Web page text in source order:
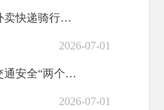
临夏县公安局严查外卖快递骑行隐患 筑牢道路交通安全防线
2026-07-01
临夏县公安局深化交通安全“两个教育” 筑牢头盔防护安全防线
2026-07-01